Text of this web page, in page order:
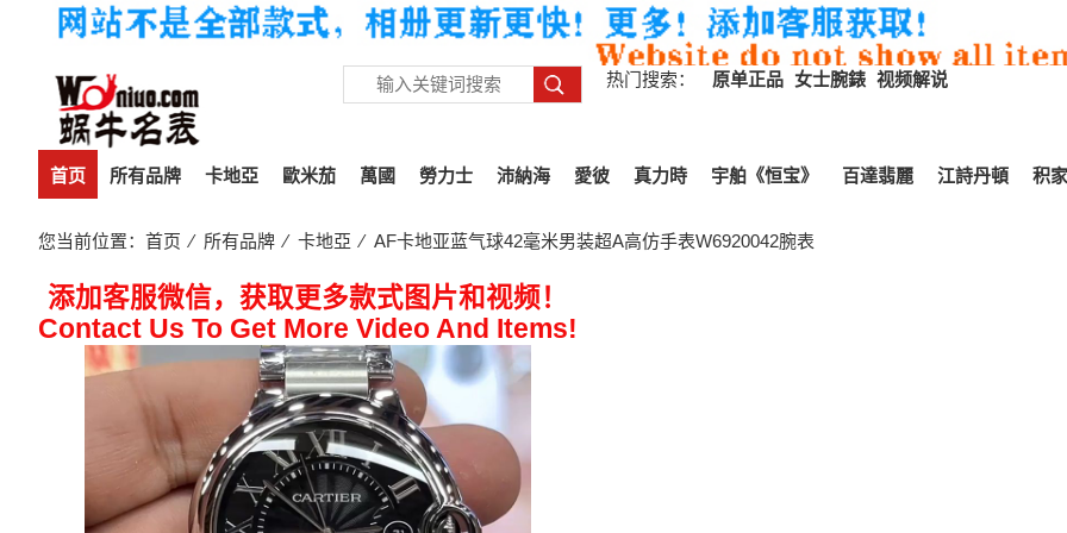
热门搜索： 原单正品 女士腕錶 视频解说
首页 所有品牌 卡地亞 歐米茄 萬國 勞力士 沛納海 愛彼 真力時 宇舶《恒宝》 百達翡麗 江詩丹頓 积家
您当前位置： 首页 ⁄ 所有品牌 ⁄ 卡地亞 ⁄ AF卡地亚蓝气球42毫米男装超A高仿手表W6920042腕表
添加客服微信，获取更多款式图片和视频！
Contact Us To Get More Video And Items!